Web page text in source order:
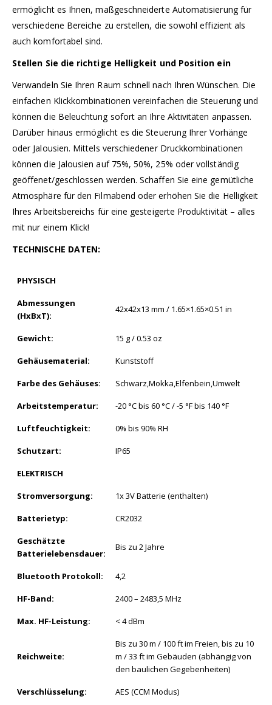
ermöglicht es Ihnen, maßgeschneiderte Automatisierung für
verschiedene Bereiche zu erstellen, die sowohl effizient als
auch komfortabel sind.
Stellen Sie die richtige Helligkeit und Position ein
Verwandeln Sie Ihren Raum schnell nach Ihren Wünschen. Die
einfachen Klickkombinationen vereinfachen die Steuerung und
können die Beleuchtung sofort an Ihre Aktivitäten anpassen.
Darüber hinaus ermöglicht es die Steuerung Ihrer Vorhänge
oder Jalousien. Mittels verschiedener Druckkombinationen
können die Jalousien auf 75%, 50%, 25% oder vollständig
geöffenet/geschlossen werden. Schaffen Sie eine gemütliche
Atmosphäre für den Filmabend oder erhöhen Sie die Helligkeit
Ihres Arbeitsbereichs für eine gesteigerte Produktivität – alles
mit nur einem Klick!
TECHNISCHE DATEN:
PHYSISCH
Abmessungen
(HxBxT):
42x42x13 mm / 1.65×1.65×0.51 in
Gewicht: 15 g / 0.53 oz
Gehäusematerial: Kunststoff
Farbe des Gehäuses: Schwarz,Mokka,Elfenbein,Umwelt
Arbeitstemperatur: -20 °C bis 60 °C / -5 °F bis 140 °F
Luftfeuchtigkeit: 0% bis 90% RH
Schutzart: IP65
ELEKTRISCH
Stromversorgung: 1x 3V Batterie (enthalten)
Batterietyp: CR2032
Geschätzte
Batterielebensdauer:
Bis zu 2 Jahre
Bluetooth Protokoll: 4,2
HF-Band: 2400 – 2483,5 MHz
Max. HF-Leistung: < 4 dBm
Reichweite:
Bis zu 30 m / 100 ft im Freien, bis zu 10
m / 33 ft im Gebäuden (abhängig von
den baulichen Gegebenheiten)
Verschlüsselung: AES (CCM Modus)